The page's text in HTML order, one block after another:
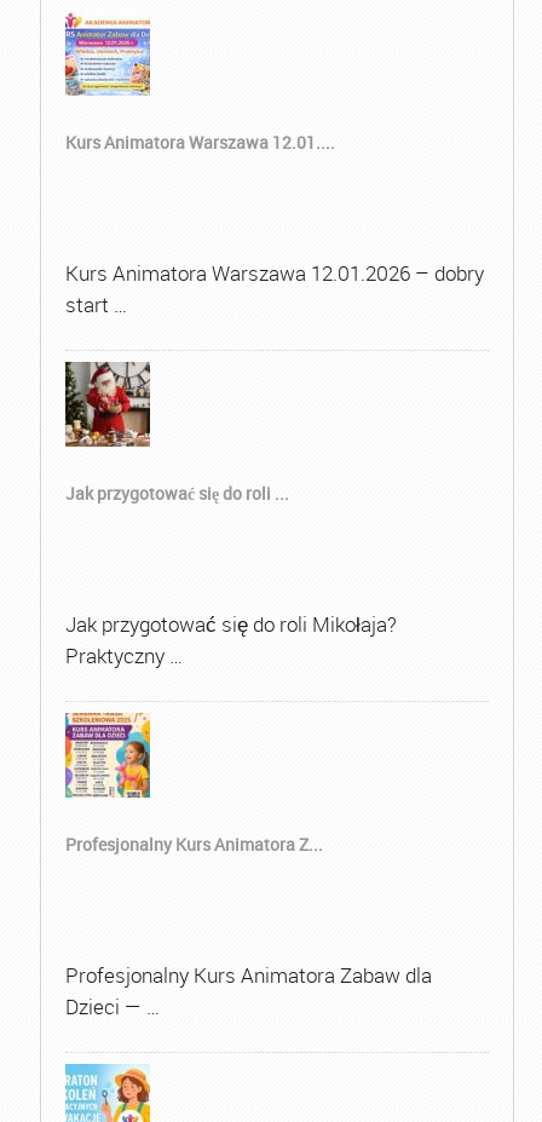
Kurs Animatora Warszawa 12.01....
Kurs Animatora Warszawa 12.01.2026 – dobry
start …
Jak przygotować się do roli ...
Jak przygotować się do roli Mikołaja?
Praktyczny …
Profesjonalny Kurs Animatora Z...
Profesjonalny Kurs Animatora Zabaw dla
Dzieci — …